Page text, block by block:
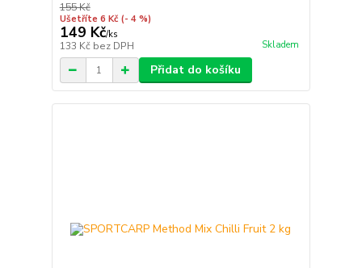
155 Kč
Ušetříte 6 Kč (- 4 %)
149 Kč/ks
133 Kč bez DPH Skladem
Přidat do košíku